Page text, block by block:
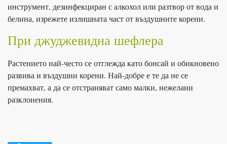
инструмент, дезинфекциран с алкохол или разтвор от вода и
белина, изрежете излишната част от въздушните корени.
При джуджевидна шефлера
Растението най-често се отглежда като бонсай и обикновено
развива и въздушни корени. Най-добре е те да не се
премахват, а да се отстраняват само малки, нежелани
разклонения.